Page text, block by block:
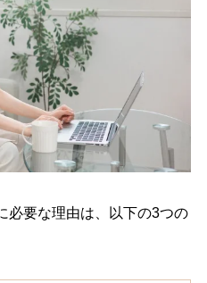
必要な理由は、以下の3つの